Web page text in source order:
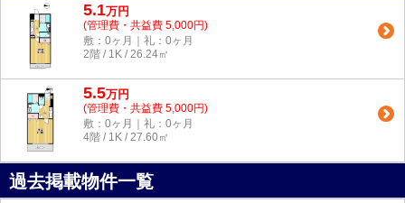
5.1万円
(管理費・共益費 5,000円)
敷：0ヶ月｜礼：0ヶ月
2階 / 1K / 26.24㎡
5.5万円
(管理費・共益費 5,000円)
敷：0ヶ月｜礼：0ヶ月
4階 / 1K / 27.60㎡
過去掲載物件一覧